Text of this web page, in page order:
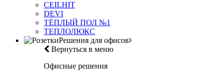
CEILHIT
DEVI
ТЁПЛЫЙ ПОЛ №1
ТЕПЛОЛЮКС
Решения для офисов
Вернуться в меню
Офисные решения